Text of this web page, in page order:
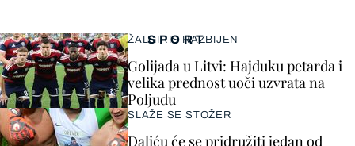
SPORT
ŽALGIRIS RAZBIJEN
Golijada u Litvi: Hajduku petarda i
velika prednost uoči uzvrata na
Poljudu
SLAŽE SE STOŽER
Daliću će se pridružiti jedan od